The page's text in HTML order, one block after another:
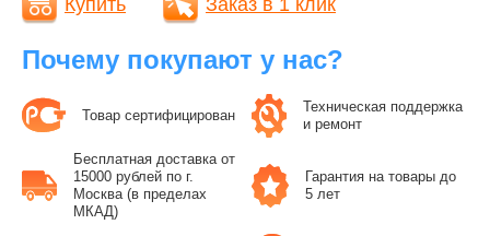
Купить Заказ в 1 клик
Почему покупают у нас?
Товар сертифицирован
Техническая поддержка
и ремонт
Бесплатная доставка от
15000 рублей по г.
Москва (в пределах
МКАД)
Гарантия на товары до
5 лет